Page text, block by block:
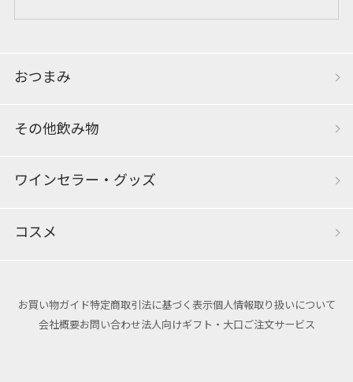
おつまみ
その他飲み物
ワインセラー・グッズ
コスメ
お買い物ガイド特定商取引法に基づく表示個人情報取り扱いについて
会社概要お問い合わせ法人向けギフト・大口ご注文サービス